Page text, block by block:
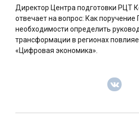
Директор Центра подготовки РЦТ
отвечает на вопрос: Как поручение
необходимости определить
трансформации в регионах
«Цифровая экономика».